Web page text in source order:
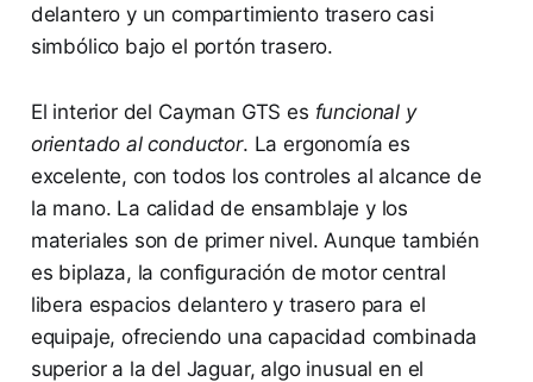
delantero y un compartimiento trasero casi
simbólico bajo el portón trasero.
El interior del Cayman GTS es funcional y
orientado al conductor. La ergonomía es
excelente, con todos los controles al alcance de
la mano. La calidad de ensamblaje y los
materiales son de primer nivel. Aunque también
es biplaza, la configuración de motor central
libera espacios delantero y trasero para el
equipaje, ofreciendo una capacidad combinada
superior a la del Jaguar, algo inusual en el